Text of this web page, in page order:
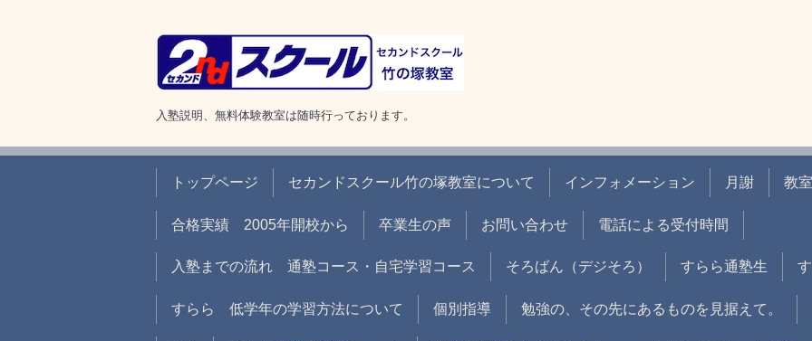
入塾説明、無料体験教室は随時行っております。
トップページ セカンドスクール竹の塚教室について インフォメーション 月謝 教
合格実績 2005年開校から 卒業生の声 お問い合わせ 電話による受付時間
入塾までの流れ 通塾コース・自宅学習コース そろばん（デジそろ） すらら通塾生
すらら 低学年の学習方法について 個別指導 勉強の、その先にあるものを見据えて。